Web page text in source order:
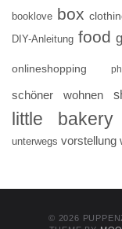
booklove box
DIY-Anleitung food
onlineshopping
schöner wohnen
little bakery
unterwegs vorstellung
© 2026